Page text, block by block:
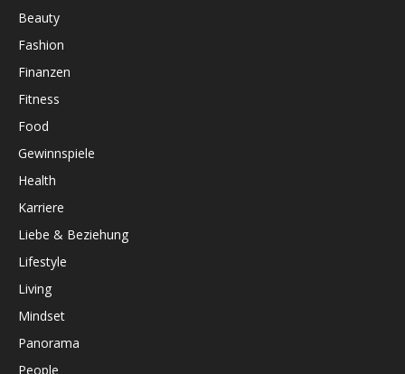
Beauty
Fashion
Finanzen
Fitness
Food
Gewinnspiele
Health
Karriere
Liebe & Beziehung
Lifestyle
Living
Mindset
Panorama
People